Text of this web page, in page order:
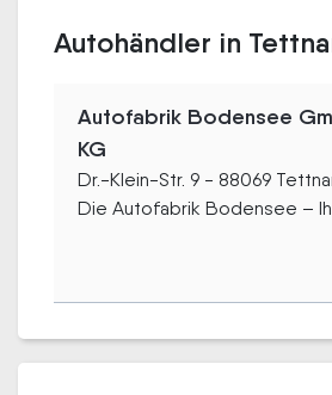
Autohändler in
Autofabrik Bodensee
KG
Dr.-Klein-Str. 9 - 88069
Die Autofabrik Bodensee –